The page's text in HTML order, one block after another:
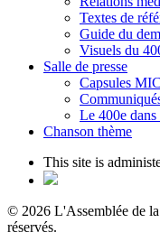
Textes de
Guide du
Visuels du
Salle de presse
Capsules
Le 400e dans
Chanson thème
This site is
© 2026 L'Assemblée de
réservés.